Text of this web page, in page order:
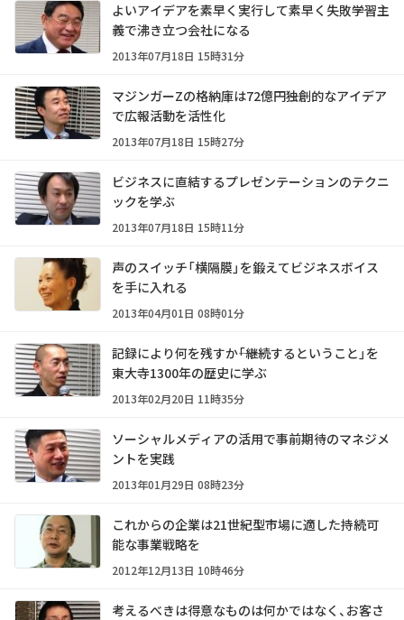
よいアイデアを素早く実行して素早く失敗――学習主
義で沸き立つ会社になる
2013年07月18日 15時31分
マジンガーZの格納庫は72億円――独創的なアイデア
で広報活動を活性化
2013年07月18日 15時27分
ビジネスに直結するプレゼンテーションのテクニ
ックを学ぶ
2013年07月18日 15時11分
声のスイッチ「横隔膜」を鍛えてビジネスボイス
を手に入れる
2013年04月01日 08時01分
記録により何を残すか――「継続するということ」を
東大寺1300年の歴史に学ぶ
2013年02月20日 11時35分
ソーシャルメディアの活用で事前期待のマネジメ
ントを実践
2013年01月29日 08時23分
これからの企業は21世紀型市場に適した持続可
能な事業戦略を
2012年12月13日 10時46分
考えるべきは得意なものは何かではなく、お客さ